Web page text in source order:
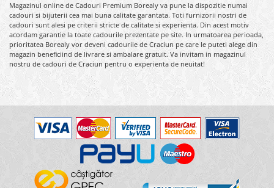
Magazinul online de Cadouri Premium Borealy va pune la dispozitie numai
cadouri si bijuterii cea mai buna calitate garantata. Toti furnizorii nostri de
cadouri sunt alesi pe criterii stricte de calitate si experienta. Din acest motiv
acordam garantie la toate cadourile prezentate pe site. In urmatoarea perioada,
prioritatea Borealy vor deveni cadourile de Craciun pe care le puteti alege din
magazin beneficiind de livrare si ambalare gratuit. Va invitam in magazinul
nostru de cadouri de Craciun pentru o experienta de neuitat!